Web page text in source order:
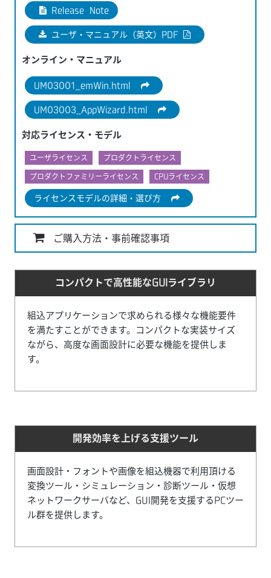
Release Note
ユーザ・マニュアル（英文）PDF
オンライン・マニュアル
UM03001_emWin.html
UM03003_AppWizard.html
対応ライセンス・モデル
ユーザライセンス プロダクトライセンス
プロダクトファミリーライセンス CPUライセンス
ライセンスモデルの詳細・選び方
ご購入方法・事前確認事項
コンパクトで高性能なGUIライブラリ
組込アプリケーションで求められる様々な機能要件
を満たすことができます。コンパクトな実装サイズ
ながら、高度な画面設計に必要な機能を提供しま
す。
開発効率を上げる支援ツール
画面設計・フォントや画像を組込機器で利用頂ける
変換ツール・シミュレーション・診断ツール・仮想
ネットワークサーバなど、GUI開発を支援するPCツー
ル群を提供します。